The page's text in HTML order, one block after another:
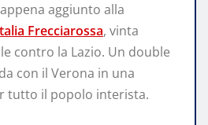
aggiunto alla
Frecciarossa, vinta
contro la Lazio. Un double
con il Verona in una
tutto il popolo interista.